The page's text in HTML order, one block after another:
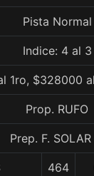
Pista Normal
Indice: 4 al 3
1ro,
Prop. RUFO
Prep. F. SOLAR
464